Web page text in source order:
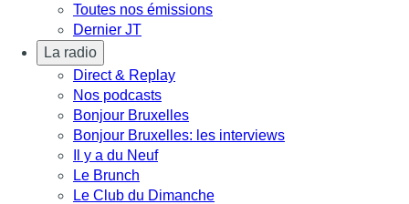
Toutes nos émissions
Dernier JT
La radio
Direct & Replay
Nos podcasts
Bonjour Bruxelles
Bonjour Bruxelles: les interviews
Il y a du Neuf
Le Brunch
Le Club du Dimanche